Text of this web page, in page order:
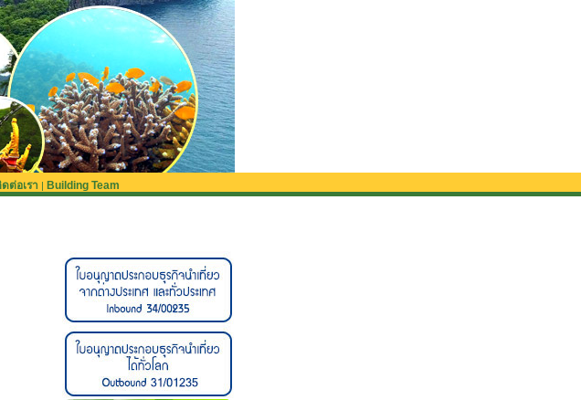
ต่อเรา | Building Team